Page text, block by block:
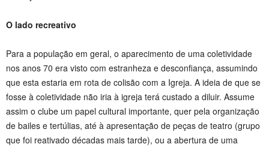
O lado recreativo
Para a população em geral, o aparecimento de uma coletividade
nos anos 70 era visto com estranheza e desconfiança, assumindo
que esta estaria em rota de colisão com a Igreja. A ideia de que se
fosse à coletividade não iria à igreja terá custado a diluir. Assume
assim o clube um papel cultural importante, quer pela organização
de bailes e tertúlias, até à apresentação de peças de teatro (grupo
que foi reativado décadas mais tarde), ou a abertura de uma